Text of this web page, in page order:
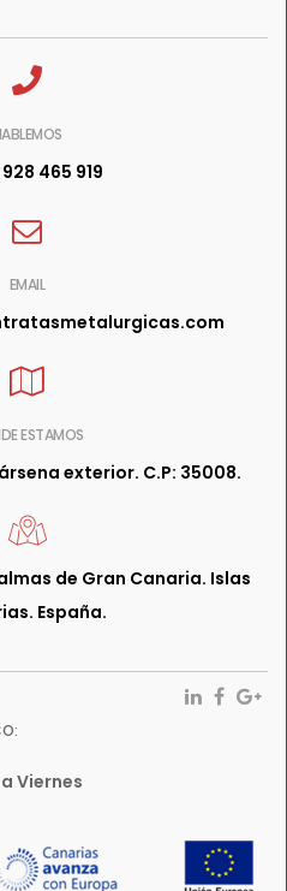
465 919
EMAIL
ESTAMOS
exterior. C.P: 35008.
de Gran Canaria. Islas
España.
Viernes